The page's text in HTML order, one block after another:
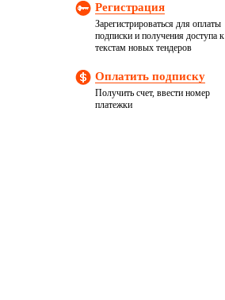
Регистрация
Зарегистрироваться для оплаты
подписки и получения доступа к
текстам новых тендеров
Оплатить подписку
Получить счет, ввести номер
платежки